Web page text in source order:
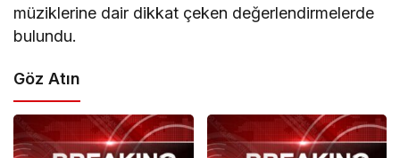
müziklerine dair dikkat çeken değerlendirmelerde
bulundu.
Göz Atın